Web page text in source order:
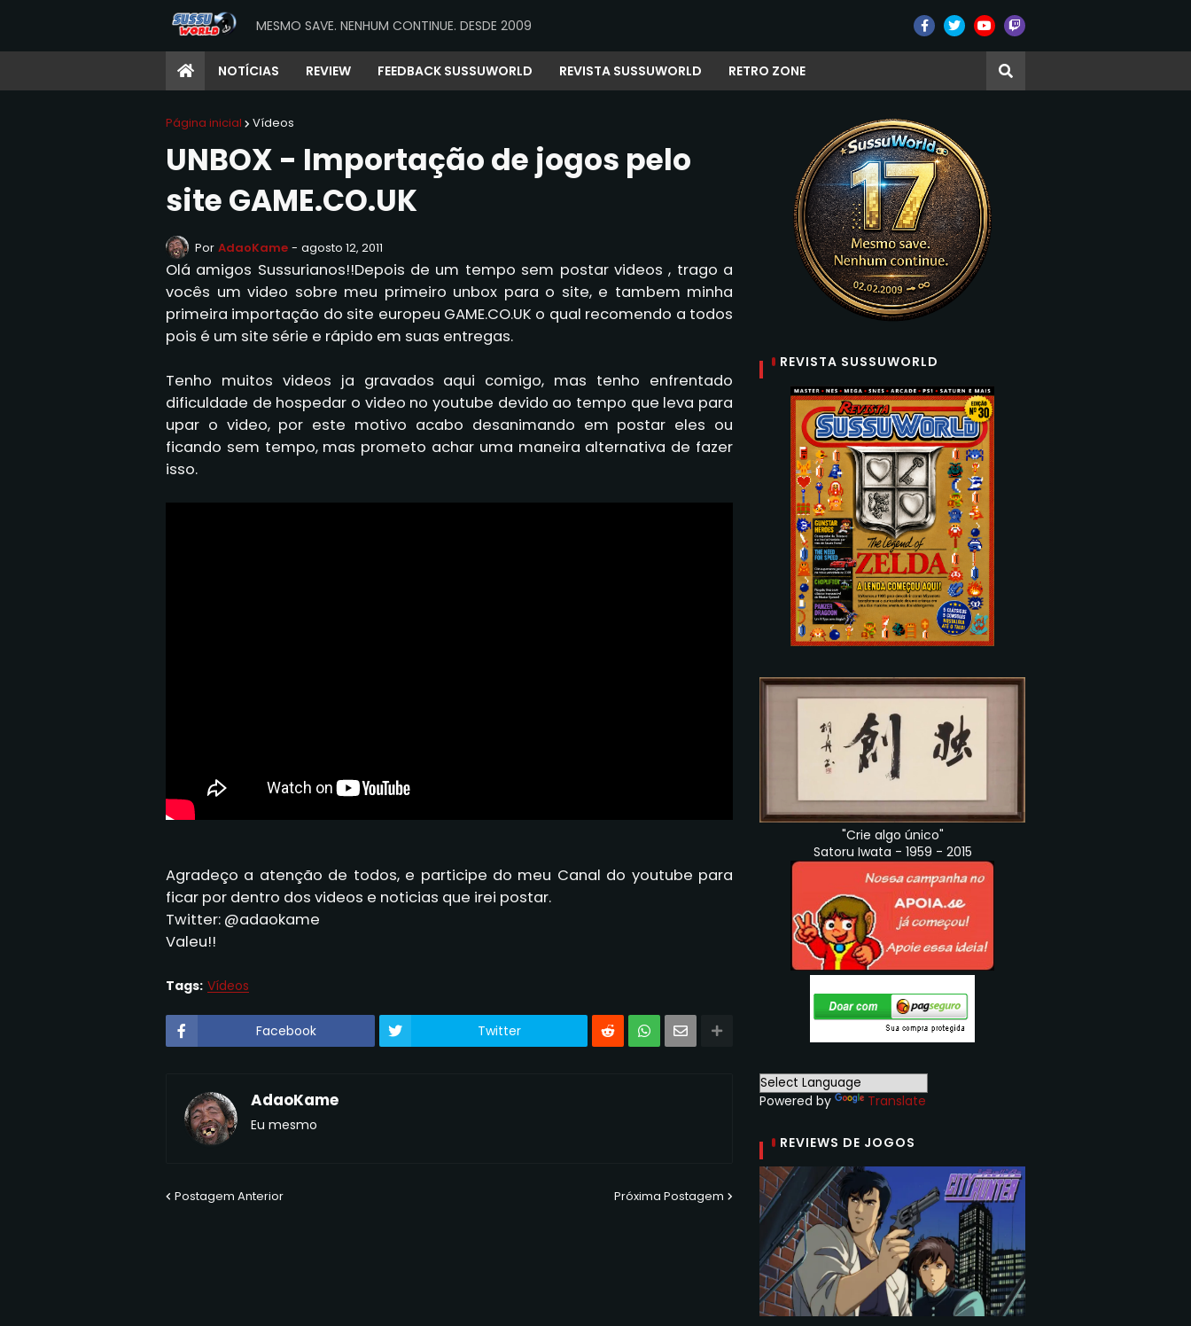
MESMO SAVE. NENHUM CONTINUE. DESDE 2009
NOTÍCIAS REVIEW FEEDBACK SUSSUWORLD REVISTA SUSSUWORLD RETRO ZONE
Página inicial Vídeos
UNBOX - Importação de jogos pelo
site GAME.CO.UK
Por AdaoKame - agosto 12, 2011
Olá amigos Sussurianos!!Depois de um tempo sem postar videos , trago a
vocês um video sobre meu primeiro unbox para o site, e tambem minha
primeira importação do site europeu GAME.CO.UK o qual recomendo a todos
pois é um site série e rápido em suas entregas.
Tenho muitos videos ja gravados aqui comigo, mas tenho enfrentado
dificuldade de hospedar o video no youtube devido ao tempo que leva para
upar o video, por este motivo acabo desanimando em postar eles ou
ficando sem tempo, mas prometo achar uma maneira alternativa de fazer
isso.
Agradeço a atenção de todos, e participe do meu Canal do youtube para
ficar por dentro dos videos e noticias que irei postar.
Twitter: @adaokame
Valeu!!
Tags: Vídeos
Facebook Twitter
AdaoKame
Eu mesmo
Postagem Anterior Próxima Postagem
REVISTA SUSSUWORLD
"Crie algo único"
Satoru Iwata - 1959 - 2015
Powered by Translate
REVIEWS DE JOGOS